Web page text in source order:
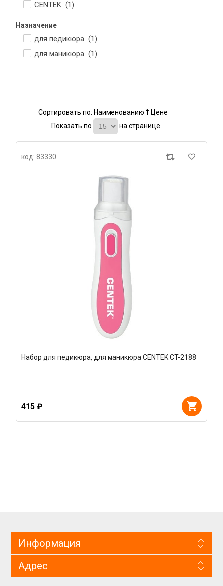
CENTEK (1)
Назначение
для педикюра (1)
для маникюра (1)
Сортировать по: Наименованию
Цене
Показать по
на странице
код: 83330
Набор для педикюра, для маникюра CENTEK CT-2188
415 ₽
Информация
Адрес